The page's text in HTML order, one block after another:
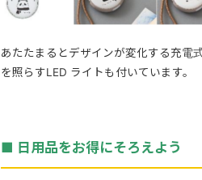
あたたまるとデザインが変化する充電
を照らすLED ライトも付いています。
■ 日用品をお得にそろえよう